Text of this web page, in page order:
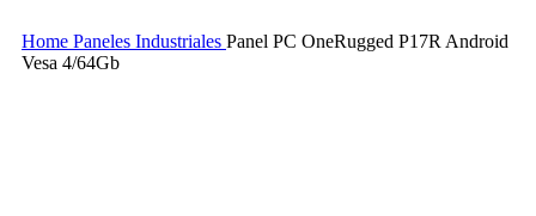
Home Paneles Industriales Panel PC OneRugged P17R Android
Vesa 4/64Gb